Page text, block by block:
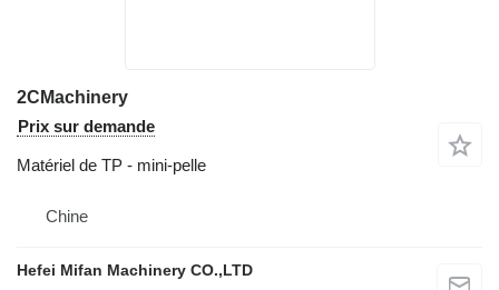
2CMachinery
Prix sur demande
Matériel de TP - mini-pelle
Chine
Hefei Mifan Machinery CO.,LTD